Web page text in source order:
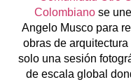
Colombiano se
Angelo Musco para
obras de
solo una sesión
de escala global